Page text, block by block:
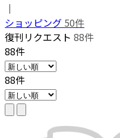
｜
ショッピング 50件
復刊リクエスト 88件
88件
88件